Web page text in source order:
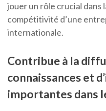
jouer un rôle crucial dans
compétitivité d’une
internationale.
Contribue à la
connaissances et
importantes dans